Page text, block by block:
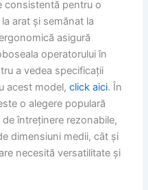
consistentă pentru o
arat și semănat la
asigură
operatorului în
a vedea specificații
acest model,click aici. În
o alegere populară
întreținere rezonabile,
dimensiuni medii, cât și
necesită versatilitate și